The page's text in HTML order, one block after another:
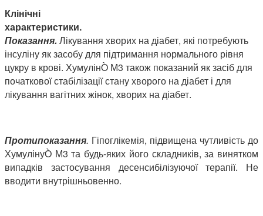
Клінічні
Показання. Лікування хворих на діабет, які потребують
інсуліну як засобу для підтримання нормального рівня
цукру в крові. ХумулінÒ М3 також показаний як засіб для
початкової стабілізації стану хворого на діабет і для
лікування вагітних жінок, хворих на діабет.
Протипоказання. Гіпоглікемія, підвищена чутливість до
ХумулінуÒ М3 та будь-яких його складників, за винятком
випадків застосування десенсибілізуючої терапії. Не
вводити внутрішньовенно.